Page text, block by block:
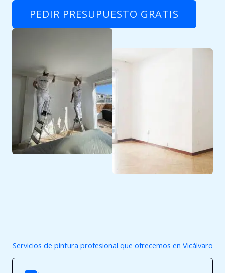
PEDIR PRESUPUESTO GRATIS
Servicios de pintura profesional que ofrecemos en Vicálvaro